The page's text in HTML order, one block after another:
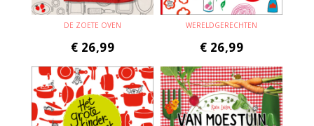
DE ZOETE OVEN
€ 26,99
WERELDGERECHTEN
€ 26,99